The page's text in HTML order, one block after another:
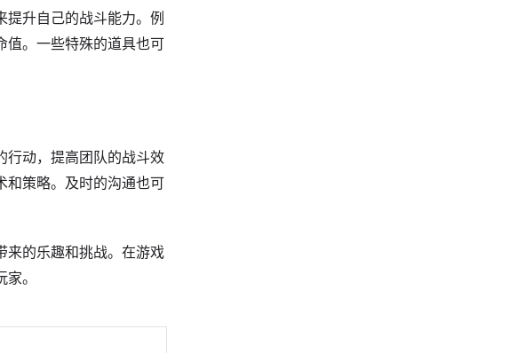
提升自己的战斗能力。例
值。一些特殊的道具也可
行动，提高团队的战斗效
和策略。及时的沟通也可
来的乐趣和挑战。在游戏
。